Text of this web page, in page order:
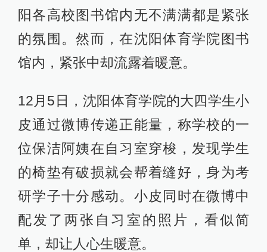
阳各高校图书馆内无不满满都是紧张
的氛围。然而，在沈阳体育学院图书
馆内，紧张中却流露着暖意。
12月5日，沈阳体育学院的大四学生小
皮通过微博传递正能量，称学校的一
位保洁阿姨在自习室穿梭，发现学生
的椅垫有破损就会帮着缝好，身为考
研学子十分感动。小皮同时在微博中
配发了两张自习室的照片，看似简
单，却让人心生暖意。